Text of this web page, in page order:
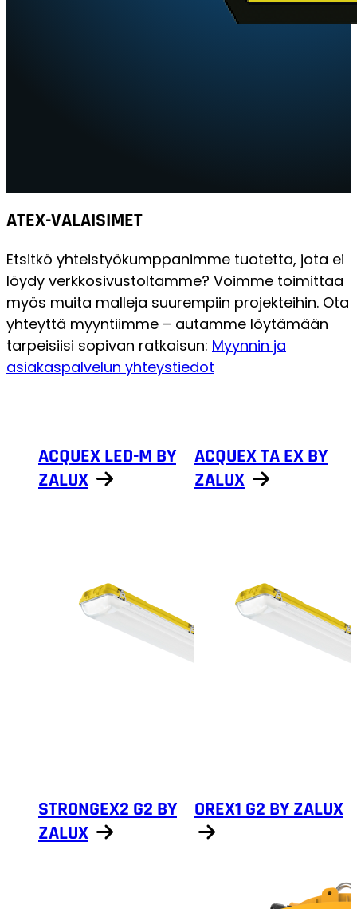
ATEX-VALAISIMET
Etsitkö yhteistyökumppanimme tuotetta, jota ei
löydy verkkosivustoltamme? Voimme toimittaa
myös muita malleja suurempiin projekteihin. Ota
yhteyttä myyntiimme – autamme löytämään
tarpeisiisi sopivan ratkaisun: Myynnin ja
asiakaspalvelun yhteystiedot
ACQUEX LED-M BY
ZALUX
ACQUEX TA EX BY
ZALUX
STRONGEX2 G2 BY
ZALUX
OREX1 G2 BY ZALUX